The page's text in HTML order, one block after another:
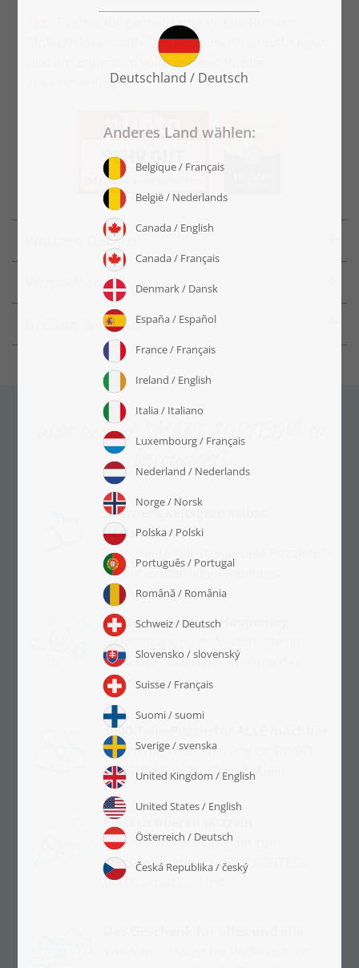
Perfekt für gemeinsame Puzzle-Runden:
Einfach Boxen aufteilen, einzelne Abschnitte legen
und am Ende zum vollständigen Puzzle
zusammenfügen.
Weitere Details
Verpackung
Größen & Maße
Was macht SMART SORTED® so
Schwierigkeitsgrad selbst
bestimmen
Entscheide selbst, wie viele Puzzleteile
du auf einmal legen möchtest.
Puzzeln wird zum Happening
Gemeinsam puzzeln statt alleine,
dank der smarten Aufteilung des
Puzzlemotivs.
1000-Teile-Puzzle für ALLE machbar
Durch die Vorsortierung ist SMART
SORTED ideal für Groß & Klein.
Einfach überall puzzeln
Von der Hochzeit bis hin zum
Klassenzimmer–SMART SORTED...
und alle puzzeln mit.